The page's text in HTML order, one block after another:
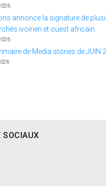
annonce la signature de
ivoirien et ouest africain.
de Media stories de JUIN
SOCIAUX